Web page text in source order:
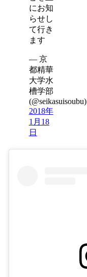
にお知
らせし
て行き
ます
— 京
都精華
大学水
槽学部
(@seikasuisoubu)
2018年
1月18
日